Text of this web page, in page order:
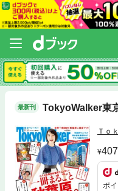
最新刊 TokyoWalker東
Ｔｏ
407
ポ